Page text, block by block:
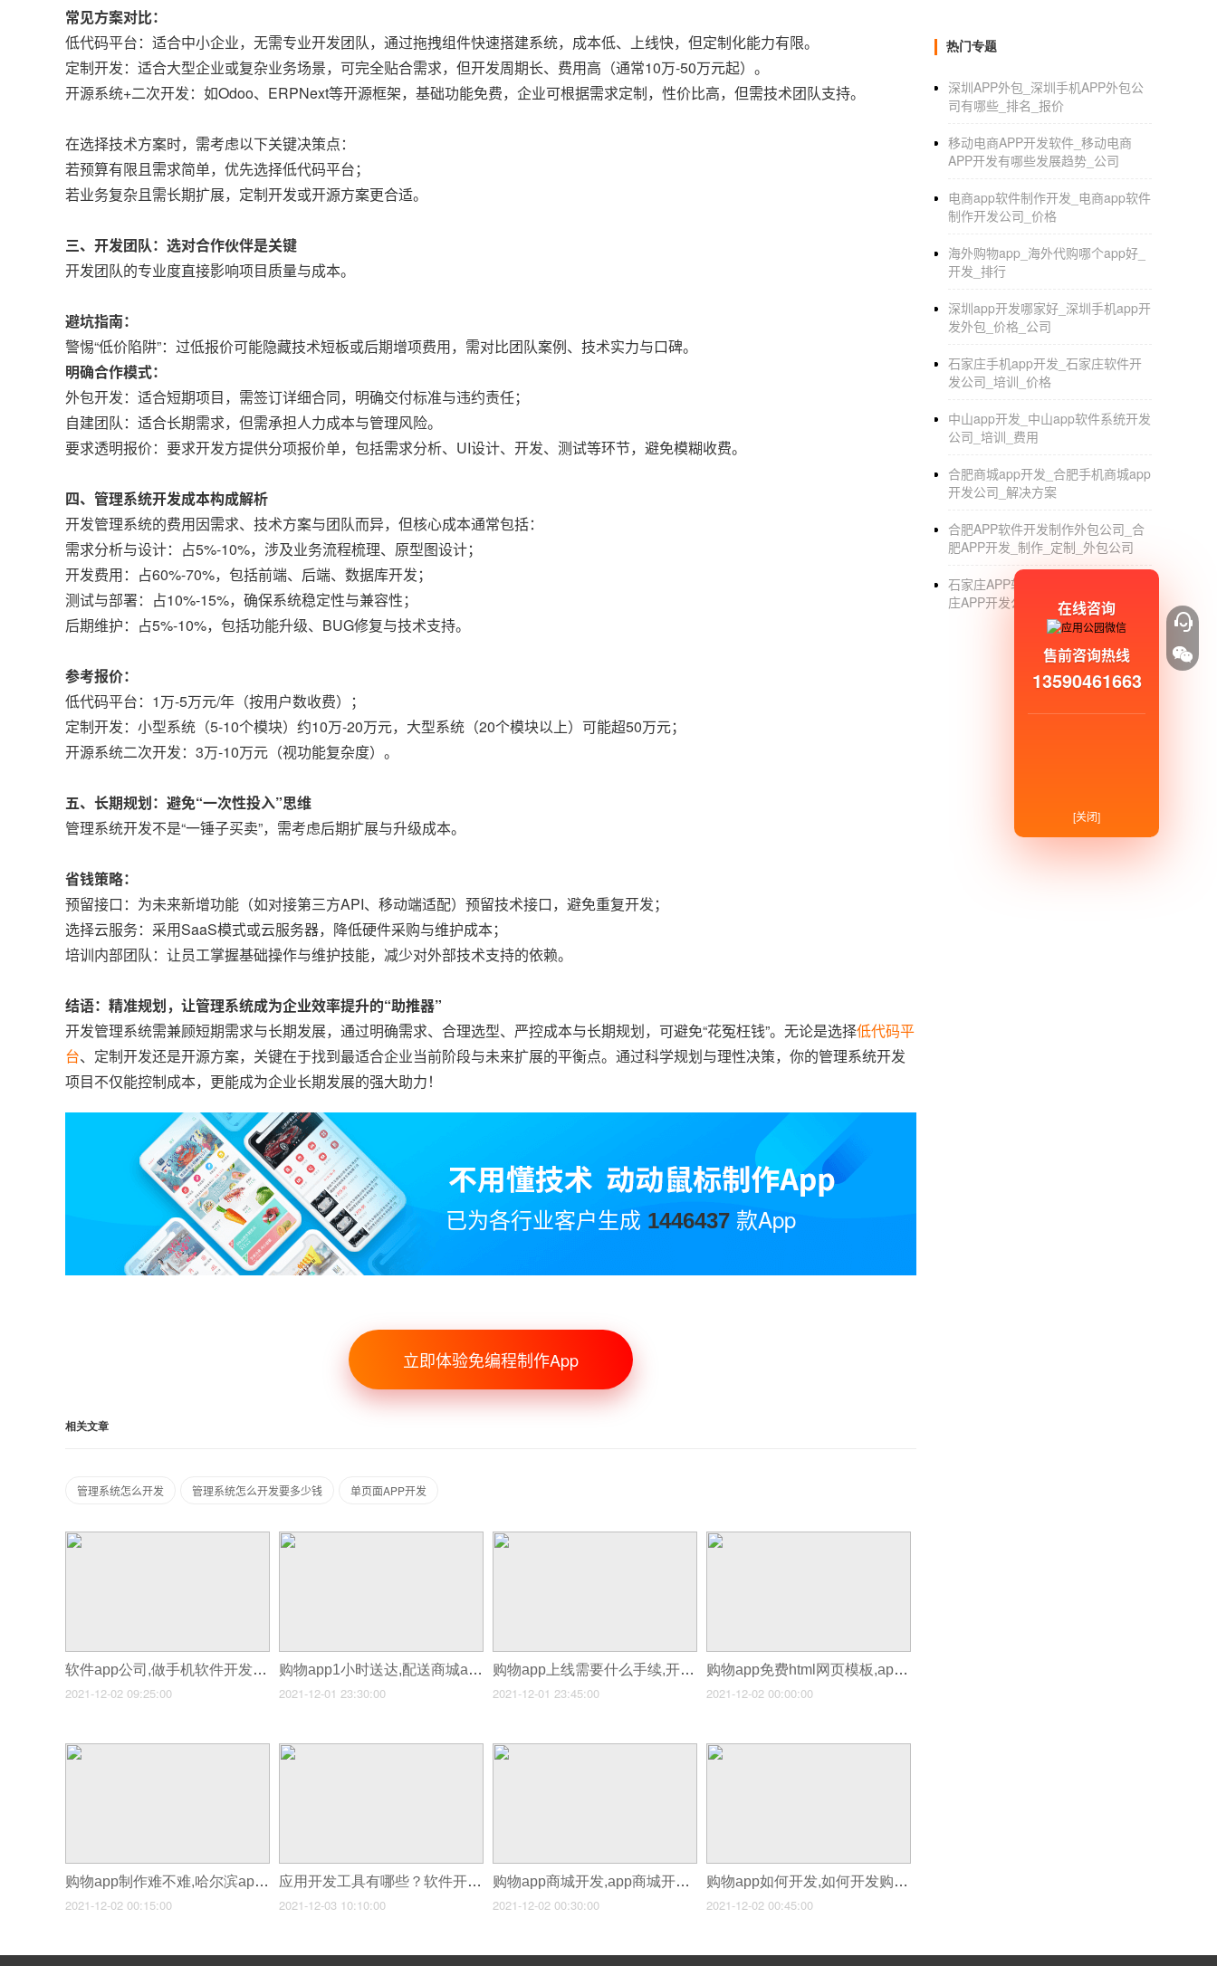
常见方案对比：
低代码平台：适合中小企业，无需专业开发团队，通过拖拽组件快速搭建系统，成本低、上线快，但定制化能力有限。
定制开发：适合大型企业或复杂业务场景，可完全贴合需求，但开发周期长、费用高（通常10万-50万元起）。
开源系统+二次开发：如Odoo、ERPNext等开源框架，基础功能免费，企业可根据需求定制，性价比高，但需技术团队支持。
在选择技术方案时，需考虑以下关键决策点：
若预算有限且需求简单，优先选择低代码平台；
若业务复杂且需长期扩展，定制开发或开源方案更合适。
三、开发团队：选对合作伙伴是关键
开发团队的专业度直接影响项目质量与成本。
避坑指南：
警惕“低价陷阱”：过低报价可能隐藏技术短板或后期增项费用，需对比团队案例、技术实力与口碑。
明确合作模式：
外包开发：适合短期项目，需签订详细合同，明确交付标准与违约责任；
自建团队：适合长期需求，但需承担人力成本与管理风险。
要求透明报价：要求开发方提供分项报价单，包括需求分析、UI设计、开发、测试等环节，避免模糊收费。
四、管理系统开发成本构成解析
开发管理系统的费用因需求、技术方案与团队而异，但核心成本通常包括：
需求分析与设计：占5%-10%，涉及业务流程梳理、原型图设计；
开发费用：占60%-70%，包括前端、后端、数据库开发；
测试与部署：占10%-15%，确保系统稳定性与兼容性；
后期维护：占5%-10%，包括功能升级、BUG修复与技术支持。
参考报价：
低代码平台：1万-5万元/年（按用户数收费）；
定制开发：小型系统（5-10个模块）约10万-20万元，大型系统（20个模块以上）可能超50万元；
开源系统二次开发：3万-10万元（视功能复杂度）。
五、长期规划：避免“一次性投入”思维
管理系统开发不是“一锤子买卖”，需考虑后期扩展与升级成本。
省钱策略：
预留接口：为未来新增功能（如对接第三方API、移动端适配）预留技术接口，避免重复开发；
选择云服务：采用SaaS模式或云服务器，降低硬件采购与维护成本；
培训内部团队：让员工掌握基础操作与维护技能，减少对外部技术支持的依赖。
结语：精准规划，让管理系统成为企业效率提升的“助推器”
开发管理系统需兼顾短期需求与长期发展，通过明确需求、合理选型、严控成本与长期规划，可避免“花冤枉钱”。无论是选择低代码平
台、定制开发还是开源方案，关键在于找到最适合企业当前阶段与未来扩展的平衡点。通过科学规划与理性决策，你的管理系统开发
项目不仅能控制成本，更能成为企业长期发展的强大助力！
已为各行业客户生成 1446437 款App
立即体验免编程制作App
相关文章
管理系统怎么开发 管理系统怎么开发要多少钱 单页面APP开发
软件app公司,做手机软件开发的公司有哪些
2021-12-02 09:25:00
购物app1小时送达,配送商城app开发
2021-12-01 23:30:00
购物app上线需要什么手续,开发APP做电商需要什么执照
2021-12-01 23:45:00
购物app免费html网页模板,app开发辅助工具
2021-12-02 00:00:00
购物app制作难不难,哈尔滨app开发团队
2021-12-02 00:15:00
应用开发工具有哪些？软件开发流程顺序
2021-12-03 10:10:00
购物app商城开发,app商城开发优势
2021-12-02 00:30:00
购物app如何开发,如何开发购物商城app
2021-12-02 00:45:00
热门专题
深圳APP外包_深圳手机APP外包公
司有哪些_排名_报价
移动电商APP开发软件_移动电商
APP开发有哪些发展趋势_公司
电商app软件制作开发_电商app软件
制作开发公司_价格
海外购物app_海外代购哪个app好_
开发_排行
深圳app开发哪家好_深圳手机app开
发外包_价格_公司
石家庄手机app开发_石家庄软件开
发公司_培训_价格
中山app开发_中山app软件系统开发
公司_培训_费用
合肥商城app开发_合肥手机商城app
开发公司_解决方案
合肥APP软件开发制作外包公司_合
肥APP开发_制作_定制_外包公司
石家庄APP软件制作外包公司_石家
庄APP开发公司哪家好_定制_公司
在线咨询
售前咨询热线
13590461663
[关闭]